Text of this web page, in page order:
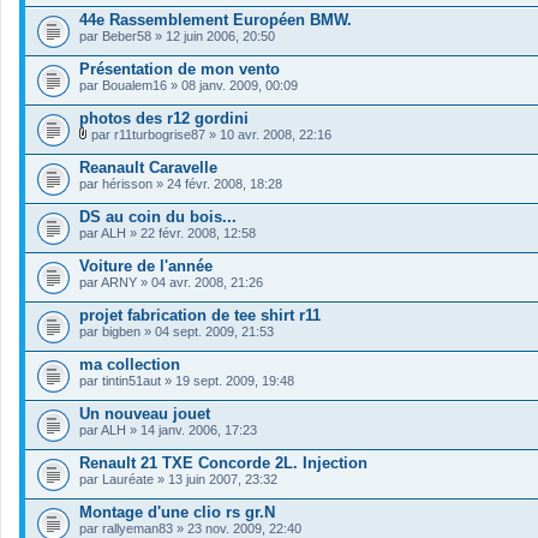
i
c
h
i
e
r
s
)
o
i
n
t
(
s
44e Rassemblement Européen BMW.
par Beber58 » 12 juin 2006, 20:50
Présentation de mon vento
par Boualem16 » 08 janv. 2009, 00:09
photos des r12 gordini
F
i
c
h
i
e
r
s
)
j
o
i
n
t
(
s
par r11turbogrise87 » 10 avr. 2008, 22:16
Reanault Caravelle
par hérisson » 24 févr. 2008, 18:28
DS au coin du bois...
parALH » 22 févr. 2008, 12:58
Voiture de l'année
parARNY » 04 avr. 2008, 21:26
projet fabrication de tee shirt r11
par bigben » 04 sept. 2009, 21:53
ma collection
par tintin51aut » 19 sept. 2009, 19:48
Un nouveau jouet
parALH » 14 janv. 2006, 17:23
Renault 21 TXE Concorde 2L. Injection
par Lauréate » 13 juin 2007, 23:32
Montage d'une clio rs gr.N
par rallyeman83 » 23 nov. 2009, 22:40